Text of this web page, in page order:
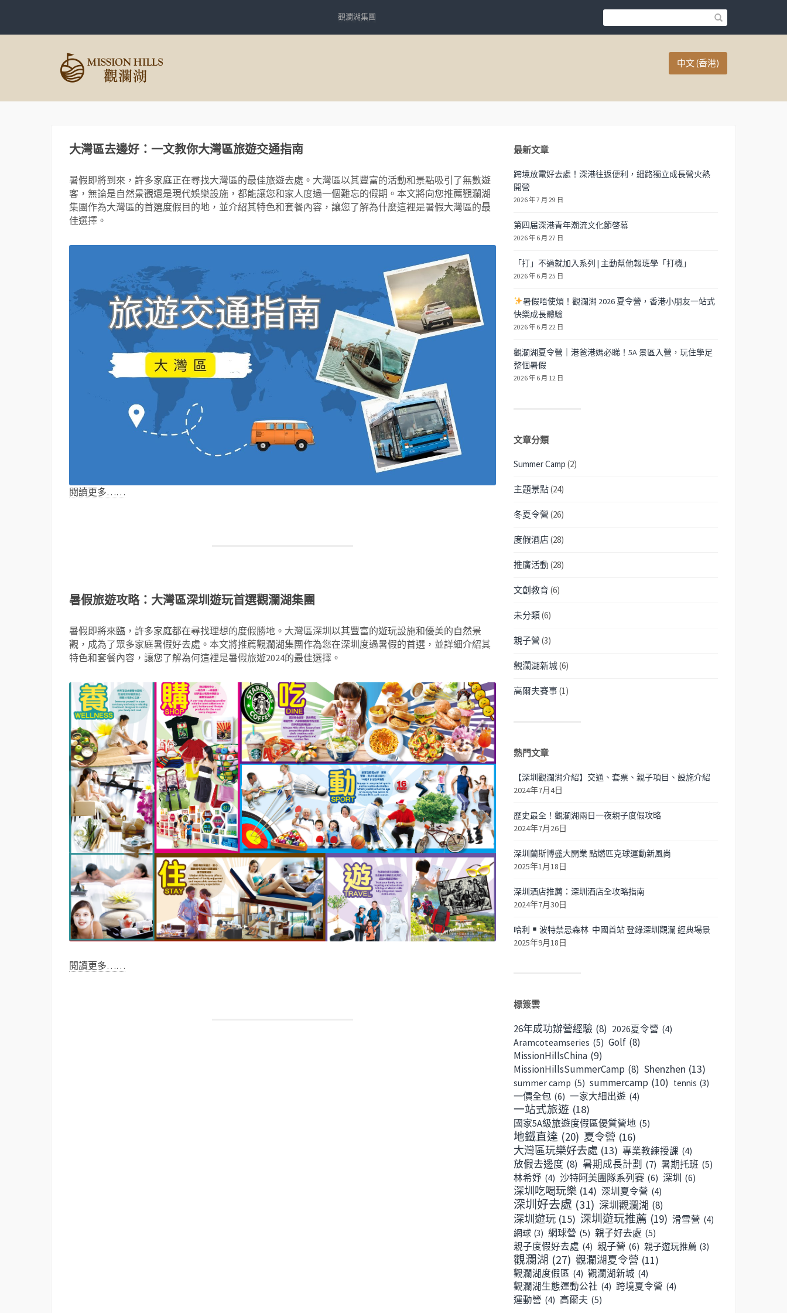
觀瀾湖集團
中文 (香港)
大灣區去邊好：一文教你大灣區旅遊交通指南
暑假即將到來，許多家庭正在尋找大灣區的最佳旅遊去處。大灣區以其豐富的活動和景點吸引了無數遊
客，無論是自然景觀還是現代娛樂設施，都能讓您和家人度過一個難忘的假期。本文將向您推薦觀瀾湖
集團作為大灣區的首選度假目的地，並介紹其特色和套餐內容，讓您了解為什麼這裡是暑假大灣區的最
佳選擇。
閱讀更多……
暑假旅遊攻略：大灣區深圳遊玩首選觀瀾湖集團
暑假即將來臨，許多家庭都在尋找理想的度假勝地。大灣區深圳以其豐富的遊玩設施和優美的自然景
觀，成為了眾多家庭暑假好去處。本文將推薦觀瀾湖集團作為您在深圳度過暑假的首選，並詳細介紹其
特色和套餐內容，讓您了解為何這裡是暑假旅遊2024的最佳選擇。
閱讀更多……
最新文章
跨境放電好去處！深港往返便利，細路獨立成長營火熱
開營
2026 年 7 月 29 日
第四届深港青年潮流文化節啓幕
2026 年 6 月 27 日
「打」不過就加入系列 | 主動幫他報班學「打機」
2026 年 6 月 25 日
暑假唔使煩！觀瀾湖 2026 夏令營，香港小朋友一站式
快樂成長體驗
2026 年 6 月 22 日
觀瀾湖夏令營｜港爸港媽必睇！5A 景區入營，玩住學足
整個暑假
2026 年 6 月 12 日
文章分類
Summer Camp (2)
主題景點(24)
冬夏令營 (26)
度假酒店(28)
推廣活動 (28)
文創教育 (6)
未分類(6)
親子營 (3)
觀瀾湖新城(6)
高爾夫賽事(1)
熱門文章
【深圳觀瀾湖介紹】交通、套票、親子項目、設施介紹
2024年7月4日
歷史最全！觀瀾湖兩日一夜親子度假攻略
2024年7月26日
深圳蘭斯博盛大開業 點燃匹克球運動新風尚
2025年1月18日
深圳酒店推薦：深圳酒店全攻略指南
2024年7月30日
哈利
波特禁忌森林 中國首站 登錄深圳觀瀾 經典場景
2025年9月18日
標簽雲
26年成功辦營經驗 (8) 2026夏令營 (4)
Aramcoteamseries (5) Golf (8)
MissionHillsChina (9)
MissionHillsSummerCamp (8) Shenzhen (13)
summer camp (5) summercamp (10) tennis (3)
一價全包 (6) 一家大細出遊 (4)
一站式旅遊 (18)
國家5A級旅遊度假區優質營地 (5)
地鐵直達 (20) 夏令營 (16)
大灣區玩樂好去處 (13) 專業教練授課 (4)
放假去邊度 (8) 暑期成長計劃 (7) 暑期托班 (5)
林希妤 (4) 沙特阿美團隊系列賽 (6) 深圳 (6)
深圳吃喝玩樂 (14) 深圳夏令營 (4)
深圳好去處 (31) 深圳觀瀾湖 (8)
深圳遊玩 (15) 深圳遊玩推薦 (19) 滑雪營 (4)
網球 (3) 網球營 (5) 親子好去處 (5)
親子度假好去處 (4) 親子營 (6) 親子遊玩推薦 (3)
觀瀾湖 (27) 觀瀾湖夏令營 (11)
觀瀾湖度假區 (4) 觀瀾湖新城 (4)
觀瀾湖生態運動公社 (4) 跨境夏令營 (4)
運動營 (4) 高爾夫 (5)